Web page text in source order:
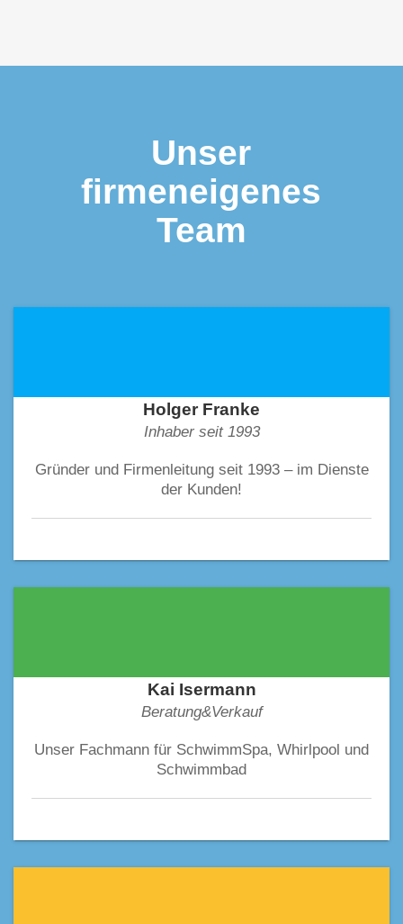
Unser
firmeneigenes
Team
Holger Franke
Inhaber seit 1993
Gründer und Firmenleitung seit 1993 – im Dienste
der Kunden!
Kai Isermann
Beratung&Verkauf
Unser Fachmann für SchwimmSpa, Whirlpool und
Schwimmbad